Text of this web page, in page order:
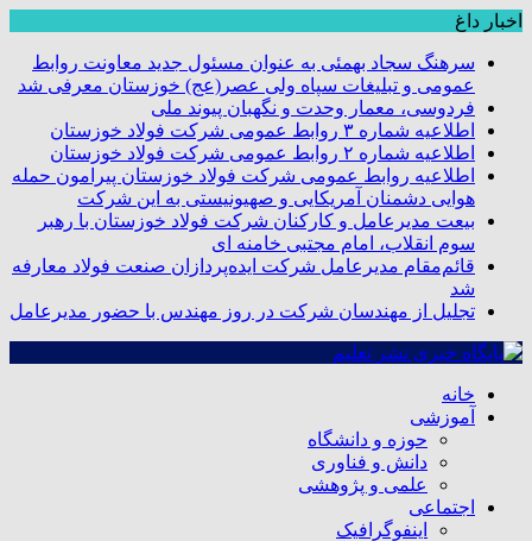
اخبار داغ
سرهنگ سجاد بهمئی به عنوان مسئول جدید معاونت روابط
عمومی و تبلیغات سپاه ولی عصر(عج) خوزستان معرفی شد
فردوسی، معمار وحدت و نگهبان پیوند ملی
اطلاعیه شماره ۳ روابط عمومی شرکت فولاد خوزستان
اطلاعیه شماره ۲ روابط عمومی شرکت فولاد خوزستان
اطلاعیه روابط عمومی شرکت فولاد خوزستان پیرامون حمله
هوایی دشمنان آمریکایی و صهیونیستی به این شرکت
بیعت مدیرعامل و کارکنان شرکت فولاد خوزستان با رهبر
سوم انقلاب، امام مجتبی خامنه ای
قائم‌مقام مدیرعامل شرکت ایده‌پردازان صنعت فولاد معارفه
شد
تجلیل از مهندسان شرکت در روز مهندس با حضور مدیرعامل
خانه
آموزشی
حوزه و دانشگاه
دانش و فناوری
علمی و پژوهشی
اجتماعی
اینفوگرافیک